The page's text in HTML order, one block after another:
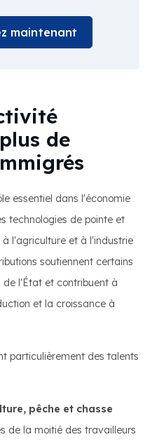
maintenant
de
essentiel dans l'économie
technologies de pointe et
à l'agriculture et à l'industrie
soutiennent certains
de l'État et contribuent à
et la croissance à
particulièrement des talents
pêche et chasse
de la moitié des travailleurs